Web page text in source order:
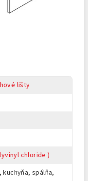
lišty
chloride )
spálňa,